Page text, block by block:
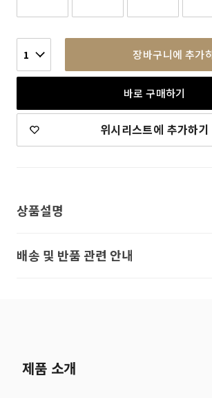
1 장바구니에 추가
바로 구매하기
위시리스트에 추가하기
상품설명
배송 및 반품 관련 안내
제품 소개